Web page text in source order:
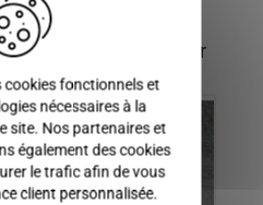
être intéressé par
cookies fonctionnels et
nécessaires à la
site. Nos partenaires et
également des cookies
le trafic afin de vous
client personnalisée.